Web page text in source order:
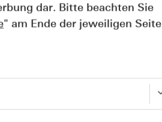
in
dar. Bitte beachten Sie
" am Ende der jeweiligen Seite